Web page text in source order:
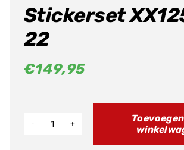
Stickerset
22
€149,95